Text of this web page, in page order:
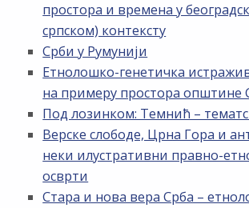
простора и времена у
српском) контексту
Срби у Румунији
Етнолошко-генетичка
на примеру простора општине
Под лозинком: Темнић –
Верске слободе, Црна Гора и
неки илустративни правно-
осврти
Стара и нова вера Срба –